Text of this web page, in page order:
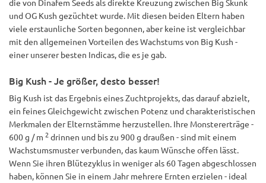
die von Dinafem Seeds als direkte Kreuzung zwischen Big Skunk
und OG Kush gezüchtet wurde. Mit diesen beiden Eltern haben
viele erstaunliche Sorten begonnen, aber keine ist vergleichbar
mit den allgemeinen Vorteilen des Wachstums von Big Kush -
einer unserer besten Indicas, die es je gab.
Big Kush - Je größer, desto besser!
Big Kush ist das Ergebnis eines Zuchtprojekts, das darauf abzielt,
ein feines Gleichgewicht zwischen Potenz und charakteristischen
Merkmalen der Elternstämme herzustellen. Ihre Monstererträge -
600 g / m 2 drinnen und bis zu 900 g draußen - sind mit einem
Wachstumsmuster verbunden, das kaum Wünsche offen lässt.
Wenn Sie ihren Blütezyklus in weniger als 60 Tagen abgeschlossen
haben, können Sie in einem Jahr mehrere Ernten erzielen - ideal